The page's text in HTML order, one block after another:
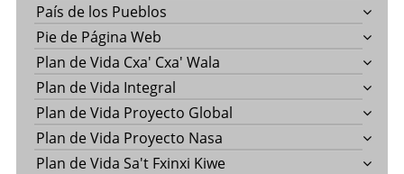
País de los Pueblos
Pie de Página Web
Plan de Vida Cxa' Cxa' Wala
Plan de Vida Integral
Plan de Vida Proyecto Global
Plan de Vida Proyecto Nasa
Plan de Vida Sa't Fxinxi Kiwe